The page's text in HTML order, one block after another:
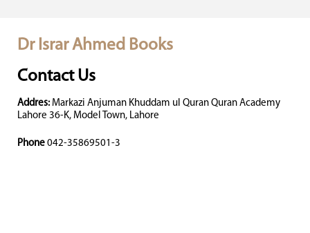
Dr Israr Ahmed Books
Contact Us
Addres: Markazi Anjuman Khuddam ul Quran Quran Academy
Lahore 36-K, Model Town, Lahore
Phone 042-35869501-3